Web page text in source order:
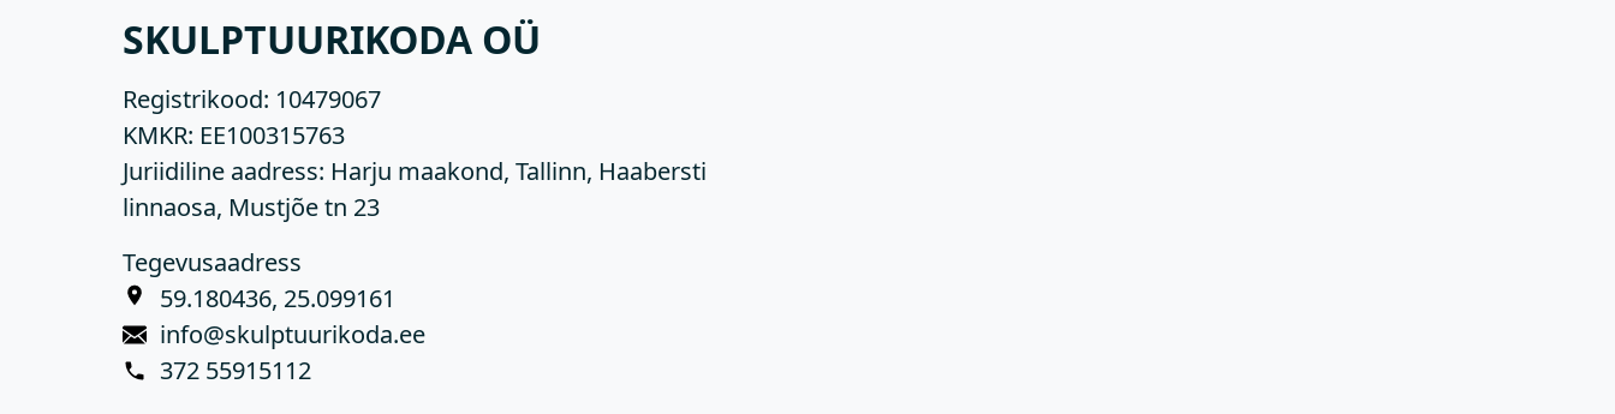
SKULPTUURIKODA OÜ
Registrikood: 10479067
KMKR: EE100315763
Juriidiline aadress: Harju maakond, Tallinn, Haabersti
linnaosa, Mustjõe tn 23
Tegevusaadress
59.180436, 25.099161
info@skulptuurikoda.ee
372 55915112